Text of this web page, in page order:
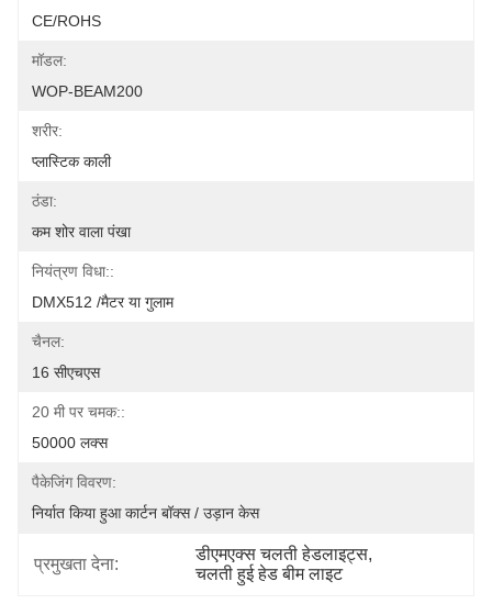
CE/ROHS
मॉडल:
WOP-BEAM200
शरीर:
प्लास्टिक काली
ठंडा:
कम शोर वाला पंखा
नियंत्रण विधा::
DMX512 /मैटर या गुलाम
चैनल:
16 सीएचएस
20 मी पर चमक::
50000 लक्स
पैकेजिंग विवरण:
निर्यात किया हुआ कार्टन बॉक्स / उड़ान केस
प्रमुखता देना:
डीएमएक्स चलती हेडलाइट्स,
चलती हुई हेड बीम लाइट